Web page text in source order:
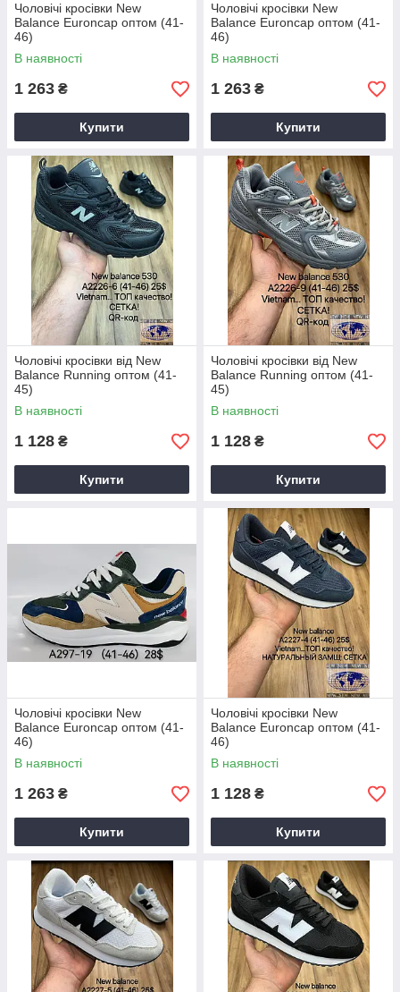
Чоловічі кросівки New
Balance Euroncap оптом (41-
46)
В наявності
1 263 ₴
Купити
Чоловічі кросівки New
Balance Euroncap оптом (41-
46)
В наявності
1 263 ₴
Купити
Чоловічі кросівки від New
Balance Running оптом (41-
45)
В наявності
1 128 ₴
Купити
Чоловічі кросівки від New
Balance Running оптом (41-
45)
В наявності
1 128 ₴
Купити
Чоловічі кросівки New
Balance Euroncap оптом (41-
46)
В наявності
1 263 ₴
Купити
Чоловічі кросівки New
Balance Euroncap оптом (41-
46)
В наявності
1 128 ₴
Купити